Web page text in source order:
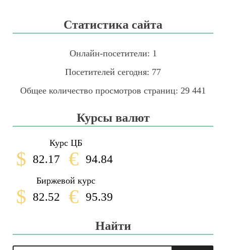
Статистика сайта
Онлайн-посетители: 1
Посетителей сегодня: 77
Общее количество просмотров страниц: 29 441
Курсы валют
Курс ЦБ
$ 82.17 € 94.84
Биржевой курс
$ 82.52 € 95.39
Найти